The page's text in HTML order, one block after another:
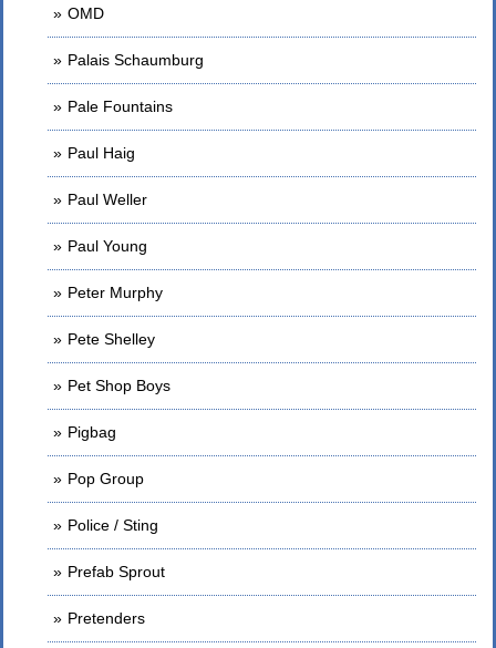
OMD
Palais Schaumburg
Pale Fountains
Paul Haig
Paul Weller
Paul Young
Peter Murphy
Pete Shelley
Pet Shop Boys
Pigbag
Pop Group
Police / Sting
Prefab Sprout
Pretenders